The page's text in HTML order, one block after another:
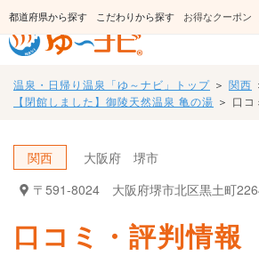
日帰り温泉・スーパー銭湯のおすすめ温泉情報
都道府県から探す こだわりから探す お得なクーポン
温泉・日帰り温泉「ゆ～ナビ」トップ ＞ 関西
【閉館しました】御陵天然温泉 亀の湯 ＞ 口コ
関西 大阪府
堺市
〒591-8024
大阪府堺市北区黒土町
口コミ・評判情報